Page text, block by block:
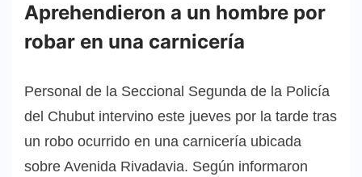
Aprehendieron a un hombre por
robar en una carnicería
Personal de la Seccional Segunda de la Policía
del Chubut intervino este jueves por la tarde tras
un robo ocurrido en una carnicería ubicada
sobre Avenida Rivadavia. Según informaron